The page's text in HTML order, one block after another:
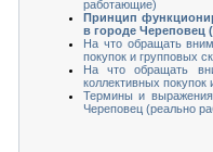
работающие)
Принцип
в городе Череповец
На что обращать
покупок и групповых
На что обращать
коллективных
Термины и выражения
Череповец (реально